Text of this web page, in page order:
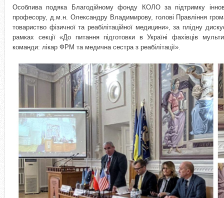
Особлива подяка Благодійному фонду КОЛО за підтримку
професору, д.м.н. Олександру Владимирову, голові Правління
товариство фізичної та реабілітаційної медицини», за плідну
рамках секції «До питання підготовки в Україні фахівців
команди: лікар ФРМ та медична сестра з реабілітації».